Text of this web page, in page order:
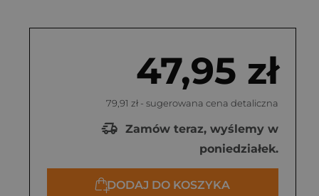
47,95 zł
79,91 zł - sugerowana cena detaliczna
Zamów teraz, wyślemy w
poniedziałek.
DODAJ DO KOSZYKA